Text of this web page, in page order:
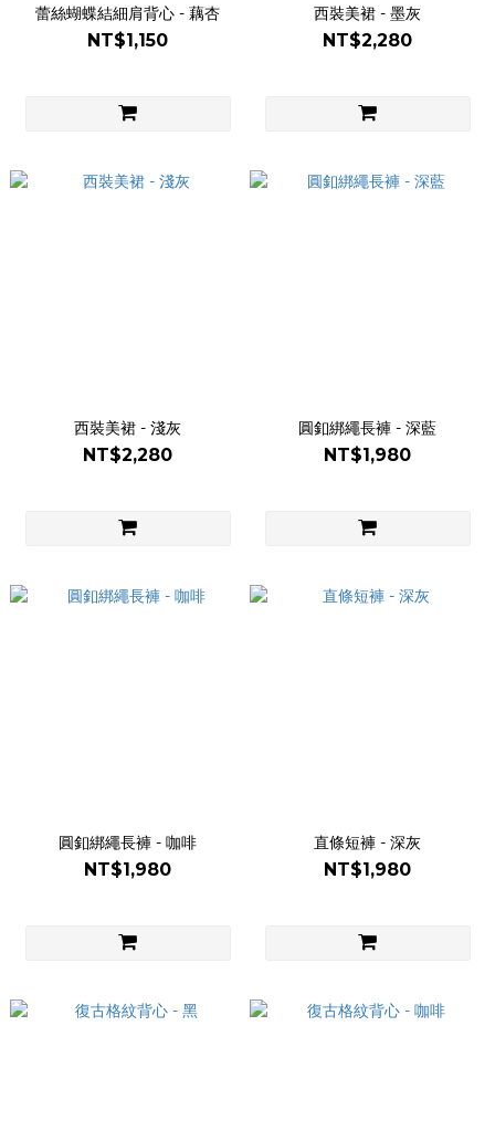
蕾絲蝴蝶結細肩背心 - 藕杏
NT$1,150
西裝美裙 - 墨灰
NT$2,280
西裝美裙 - 淺灰
NT$2,280
圓釦綁繩長褲 - 深藍
NT$1,980
圓釦綁繩長褲 - 咖啡
NT$1,980
直條短褲 - 深灰
NT$1,980